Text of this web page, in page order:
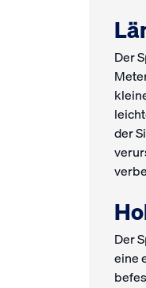
Der
der
Der
eine